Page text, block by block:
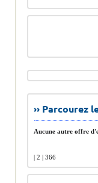
››
Aucune autre offre
| 2 | 366